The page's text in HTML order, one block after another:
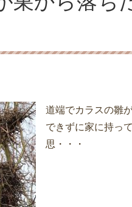
道端でカラスの雛
できずに家に持っ
思・・・